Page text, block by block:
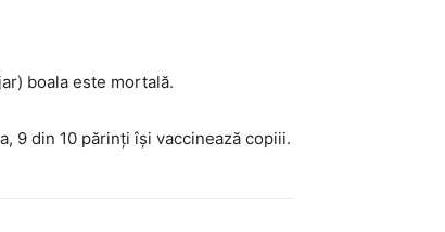
boala este mortală.
9 din 10 părinţi îşi vaccinează copiii.